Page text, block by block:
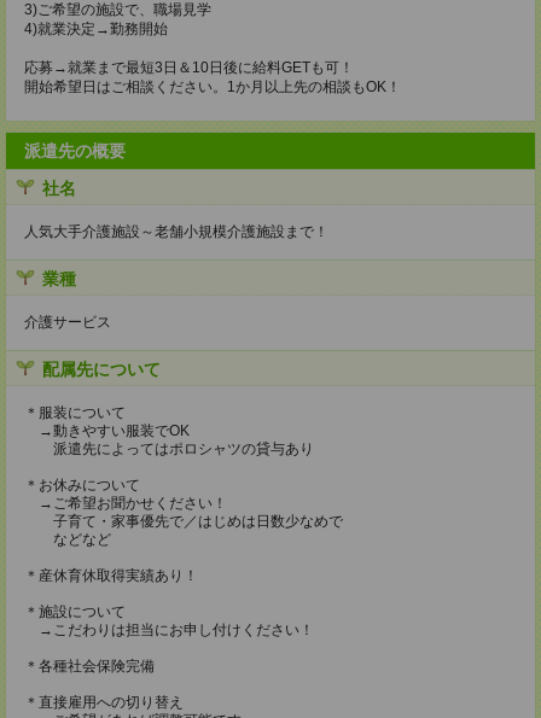
3)ご希望の施設で、職場見学
4)就業決定→勤務開始
応募→就業まで最短3日＆10日後に給料GETも可！
開始希望日はご相談ください。1か月以上先の相談もOK！
派遣先の概要
社名
人気大手介護施設～老舗小規模介護施設まで！
業種
介護サービス
配属先について
＊服装について
→動きやすい服装でOK
派遣先によってはポロシャツの貸与あり
＊お休みについて
→ご希望お聞かせください！
子育て・家事優先で／はじめは日数少なめで
などなど
＊産休育休取得実績あり！
＊施設について
→こだわりは担当にお申し付けください！
＊各種社会保険完備
＊直接雇用への切り替え